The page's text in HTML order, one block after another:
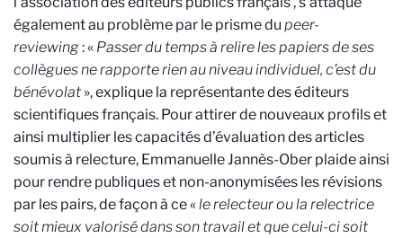
également au problème par le prisme du peer-
reviewing: « Passer du temps à relire les papiers de ses
collègues ne rapporte rien au niveau individuel, c’est du
bénévolat », explique la représentante des éditeurs
scientifiques français. Pour attirer de nouveaux profils et
ainsi multiplier les capacités d’évaluation des articles
soumis à relecture, Emmanuelle Jannès-Ober plaide ainsi
pour rendre publiques et non-anonymisées les révisions
par les pairs, de façon à ce « le relecteur ou la relectrice
soit mieux valorisé dans son travail et que celui-ci soit